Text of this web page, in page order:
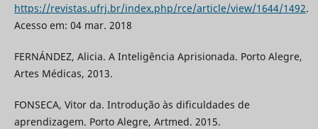
https://revistas.ufrj.br/index.php/rce/article/view/1644/1492.
Acesso em: 04 mar. 2018
FERNÁNDEZ, Alicia. A Inteligência Aprisionada. Porto Alegre,
Artes Médicas, 2013.
FONSECA, Vitor da. Introdução às dificuldades de
aprendizagem. Porto Alegre, Artmed. 2015.